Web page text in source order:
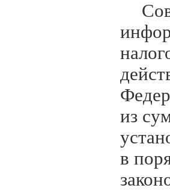
из
в